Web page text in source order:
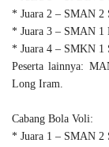
* Juara 2 – SMAN 2
* Juara 3 – SMAN 1
* Juara 4 – SMKN 1
Peserta lainnya:
Long Iram.
Cabang Bola Voli:
* Juara 1 – SMAN 2